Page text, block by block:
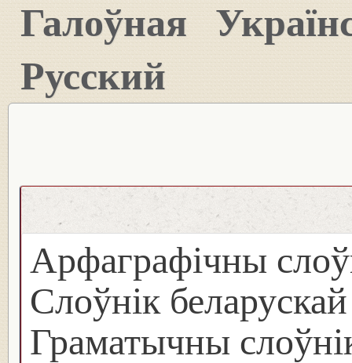
Галоўная
Русский
Арфаграфічны
Слоўнік
Граматычны